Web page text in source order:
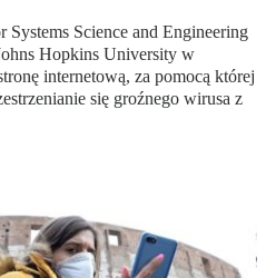
Science and Engineering
Hopkins University w
internetową, za pomocą której
się groźnego wirusa z